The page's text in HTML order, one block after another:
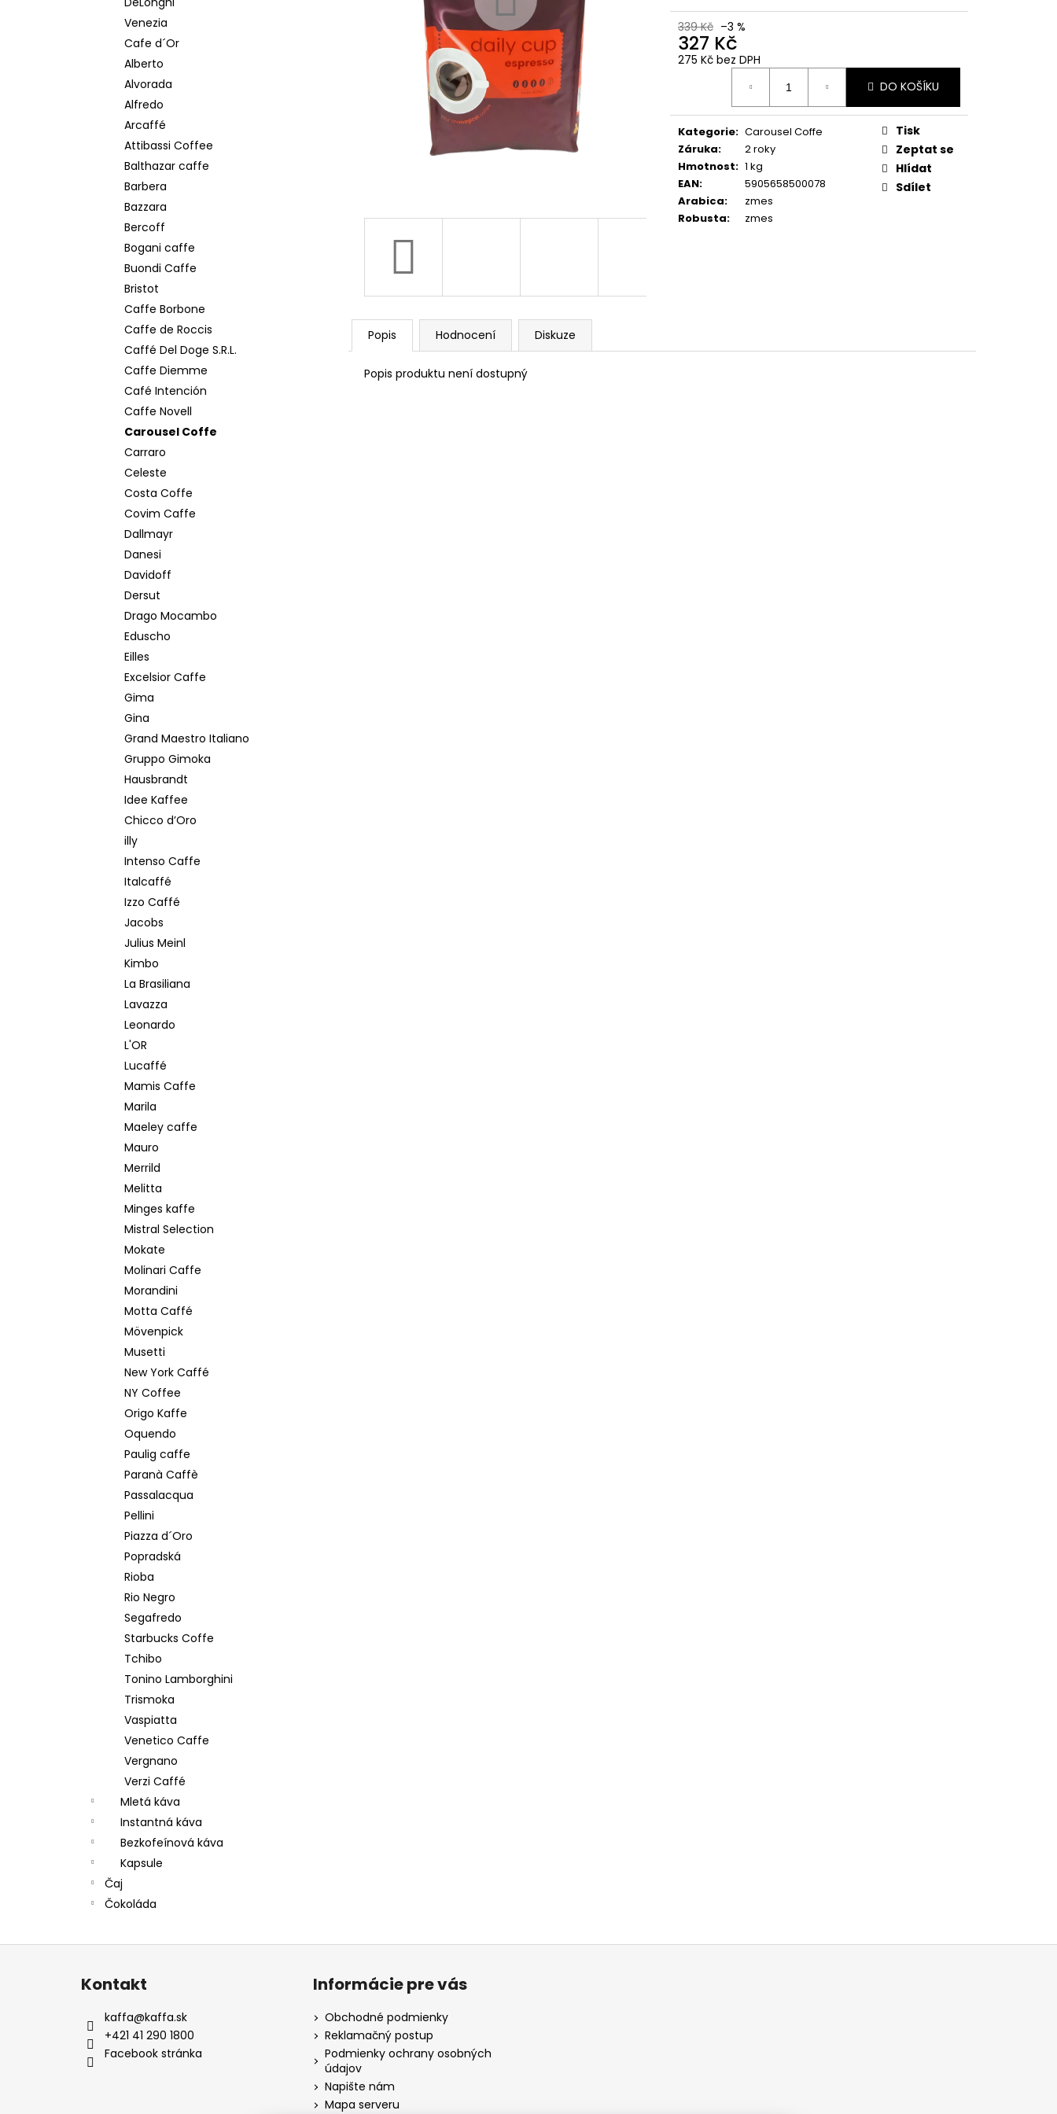
Venezia
Cafe d´Or
Alberto
Alvorada
Alfredo
Arcaffé
Attibassi Coffee
Balthazar caffe
Barbera
Bazzara
Bercoff
Bogani caffe
Buondi Caffe
Bristot
Caffe Borbone
Caffe de Roccis
Caffé Del Doge S.R.L.
Caffe Diemme
Café Intención
Caffe Novell
Carousel Coffe
Carraro
Celeste
Costa Coffe
Covim Caffe
Dallmayr
Danesi
Davidoff
Dersut
Drago Mocambo
Eduscho
Eilles
Excelsior Caffe
Gima
Gina
Grand Maestro Italiano
Gruppo Gimoka
Hausbrandt
Idee Kaffee
Chicco d’Oro
illy
Intenso Caffe
Italcaffé
Izzo Caffé
Jacobs
Julius Meinl
Kimbo
La Brasiliana
Lavazza
Leonardo
L'OR
Lucaffé
Mamis Caffe
Marila
Maeley caffe
Mauro
Merrild
Melitta
Minges kaffe
Mistral Selection
Mokate
Molinari Caffe
Morandini
Motta Caffé
Mövenpick
Musetti
New York Caffé
NY Coffee
Origo Kaffe
Oquendo
Paulig caffe
Paranà Caffè
Passalacqua
Pellini
Piazza d´Oro
Popradská
Rioba
Rio Negro
Segafredo
Starbucks Coffe
Tchibo
Tonino Lamborghini
Trismoka
Vaspiatta
Venetico Caffe
Vergnano
Verzi Caffé
Mletá káva
Instantná káva
Bezkofeínová káva
Kapsule
Čaj
Čokoláda
339 Kč –3 %
327 Kč
275 Kč bez DPH
DO KOŠÍKU
Kategorie: Carousel Coffe
Záruka:
2 roky
Hmotnost: 1 kg
EAN:
5905658500078
Arabica:
zmes
Robusta: zmes
Tisk
Zeptat se
Hlídat
Sdílet
Popis Hodnocení Diskuze
Popis produktu není dostupný
POPRADSKÁ COLOMBIA ZRNKOVÁ KÁVA
150 Kč
Původně:169 Kč
KAFFA COFFEE SUPER CREMA PREMIUM
ZRNKOVÁ KÁVA 1KG
460 Kč
ZRNKOVA KÁVA 1 KG
460 Kč
Z
Kontakt
kaffa@kaffa.sk
+421 41 290 1800
Facebook stránka
Informácie pre vás
Obchodné podmienky
Reklamačný postup
Podmienky ochrany osobných
údajov
Napište nám
Mapa serveru